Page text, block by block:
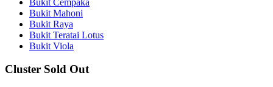
Bukit Mahoni
Bukit Raya
Bukit Teratai Lotus
Bukit Viola
Cluster Sold Out